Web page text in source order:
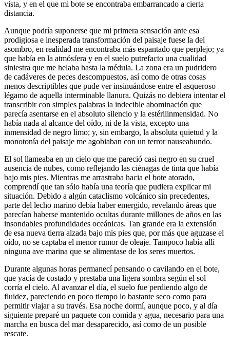
vista, y en el que mi bote se encontraba embarrancado a cierta
distancia.
Aunque podría suponerse que mi primera sensación ante esa
prodigiosa e inesperada transformación del paisaje fuese la del
asombro, en realidad me encontraba más espantado que perplejo; ya
que había en la atmósfera y en el suelo putrefacto una cualidad
siniestra que me helaba hasta la médula. La zona era un pudridero
de cadáveres de peces descompuestos, así como de otras cosas
menos descriptibles que pude ver insinuándose entre el asqueroso
légamo de aquella interminable llanura. Quizás no debiera intentar el
transcribir con simples palabras la indecible abominación que
parecía asentarse en el absoluto silencio y la estérilinmensidad. No
había nada al alcance del oído, ni de la vista, excepto una
inmensidad de negro limo; y, sin embargo, la absoluta quietud y la
monotonía del paisaje me agobiaban con un terror nauseabundo.
El sol llameaba en un cielo que me pareció casi negro en su cruel
ausencia de nubes, como reflejando las ciénagas de tinta que había
bajo mis pies. Mientras me arrastraba hacia el bote atorado,
comprendí que tan sólo había una teoría que pudiera explicar mi
situación. Debido a algún cataclismo volcánico sin precedentes,
parte del lecho marino debía haber emergido, revelando áreas que
parecían haberse mantenido ocultas durante millones de años en las
insondables profundidades oceánicas. Tan grande era la extensión
de esa nueva tierra alzada bajo mis pies que, por más que aguzase el
oído, no se captaba el menor rumor de oleaje. Tampoco había allí
ninguna ave marina que se alimentase de los seres muertos.
Durante algunas horas permanecí pensando o cavilando en el bote,
que yacía de costado y prestaba una ligera sombra según el sol
corría el cielo. Al avanzar el día, el suelo fue perdiendo algo de
fluidez, pareciendo en poco tiempo lo bastante seco como para
permitir viajar a su través. Esa noche dormí, aunque poco, y al día
siguiente preparé un paquete con comida y agua, necesario para una
marcha en busca del mar desaparecido, así como de un posible
rescate.